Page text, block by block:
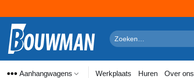
naar
inhoud
Zoeken
naar:
Aanhangwagens Werkplaats Huren Over ons